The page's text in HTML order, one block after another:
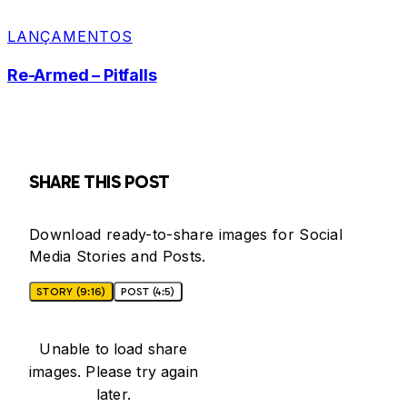
LANÇAMENTOS
Re-Armed – Pitfalls
SHARE THIS POST
Download ready-to-share images for Social
Media Stories and Posts.
STORY (9:16) POST (4:5)
Unable to load share
images. Please try again
later.